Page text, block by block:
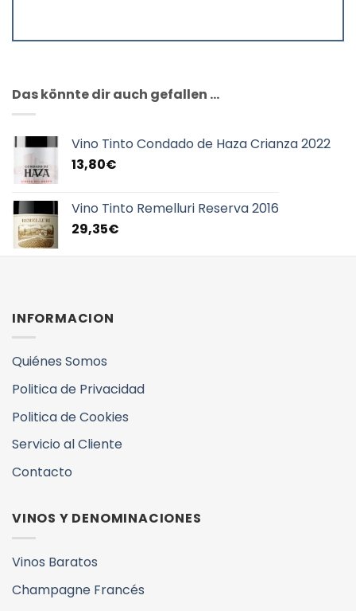
Das könnte dir auch gefallen …
Vino Tinto Condado de Haza Crianza 2022
13,80€
Vino Tinto Remelluri Reserva 2016
29,35€
INFORMACION
Quiénes Somos
Politica de Privacidad
Politica de Cookies
Servicio al Cliente
Contacto
VINOS Y DENOMINACIONES
Vinos Baratos
Champagne Francés